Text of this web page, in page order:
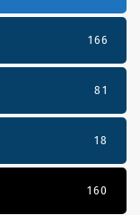
166
81
18
160